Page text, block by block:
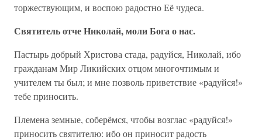
торжествующим, и воспою радостно Её чудеса.
Святитель отче Николай, моли Бога о нас.
Пастырь добрый Христова стада, радуйся, Николай, ибо
гражданам Мир Ликийских отцом многочтимым и
учителем ты был; и мне позволь приветствие «радуйся!»
тебе приносить.
Племена земные, соберёмся, чтобы возглас «радуйся!»
приносить святителю: ибо он приносит радость